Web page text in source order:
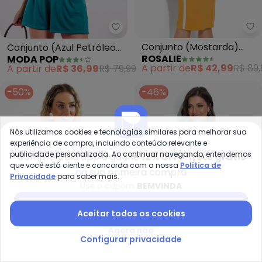
Moda Pop - Conjunto (Azul
Conjunto (Azul Petróleo)
em Poliviscose
MODA POP
A partir deR$ 36,99R$ 79,99
Conjunto (Mostarda)
com Recortes
ROSALIE
A partir deR$ 42,99R$
-50%
-46%
Compre pelo app e ganhe12% OFF + frete grátis
na sua primeira compra
Nós utilizamos cookies e tecnologias similares para melhorar sua
experiência de compra, incluindo conteúdo relevante e
publicidade personalizada. Ao continuar navegando, entendemos
que você está ciente e concorda com a nossa Política de
Privacidadepara saber mais.
Aceitar todos os cookies
Configurar privacidade